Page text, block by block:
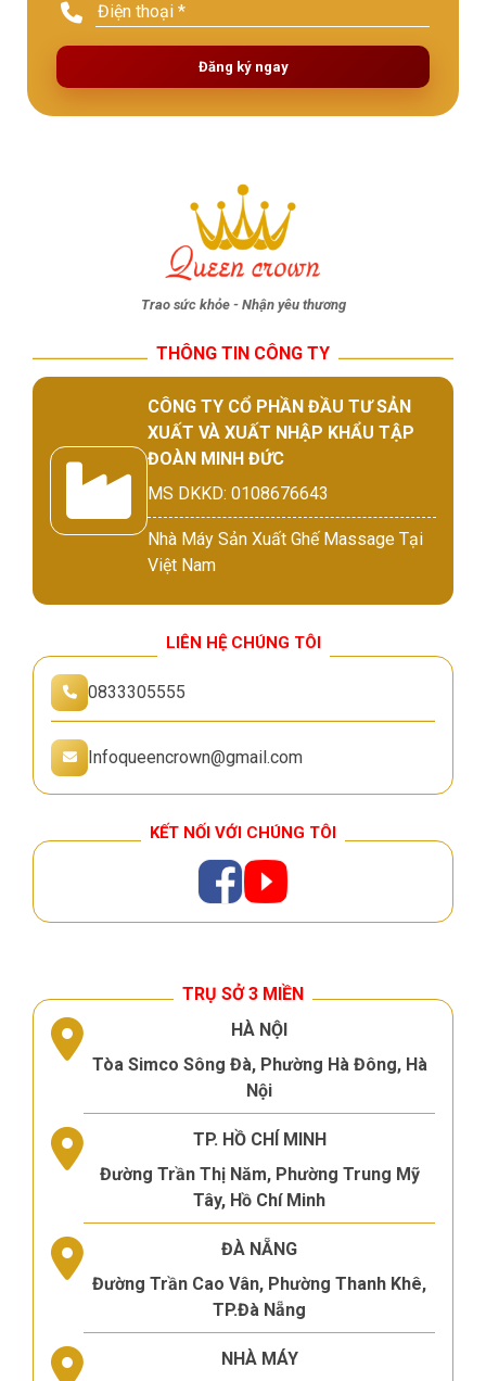
Đăng ký ngay
Trao sức khỏe - Nhận yêu thương
THÔNG TIN CÔNG TY
CÔNG TY CỔ PHẦN ĐẦU TƯ SẢN
XUẤT VÀ XUẤT NHẬP KHẨU TẬP
ĐOÀN MINH ĐỨC
MS DKKD: 0108676643
Nhà Máy Sản Xuất Ghế Massage Tại
Việt Nam
LIÊN HỆ CHÚNG TÔI
0833305555
Infoqueencrown@gmail.com
KẾT NỐI VỚI CHÚNG TÔI
TRỤ SỞ 3 MIỀN
HÀ NỘI
Tòa Simco Sông Đà, Phường Hà Đông, Hà
Nội
TP. HỒ CHÍ MINH
Đường Trần Thị Năm, Phường Trung Mỹ
Tây, Hồ Chí Minh
ĐÀ NẴNG
Đường Trần Cao Vân, Phường Thanh Khê,
TP.Đà Nẵng
NHÀ MÁY